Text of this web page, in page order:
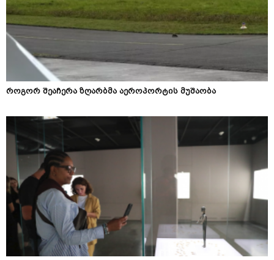
როგორ შეაჩერა ზღარბმა აეროპორტის მუშაობა